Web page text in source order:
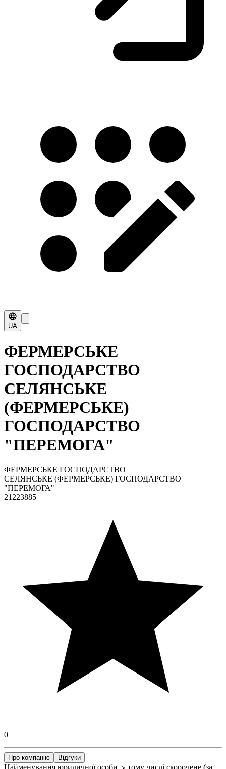
UA
ФЕРМЕРСЬКЕ
ГОСПОДАРСТВО
СЕЛЯНСЬКЕ
(ФЕРМЕРСЬКЕ)
ГОСПОДАРСТВО
"ПЕРЕМОГА"
ФЕРМЕРСЬКЕ ГОСПОДАРСТВО
СЕЛЯНСЬКЕ (ФЕРМЕРСЬКЕ) ГОСПОДАРСТВО
"ПЕРЕМОГА"
21223885
0
Про компанію Відгуки
Найменування юридичної особи, у тому числі скорочене (за